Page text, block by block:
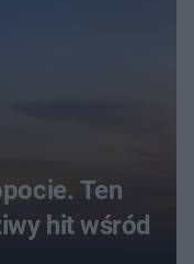
Ten
hit wśród